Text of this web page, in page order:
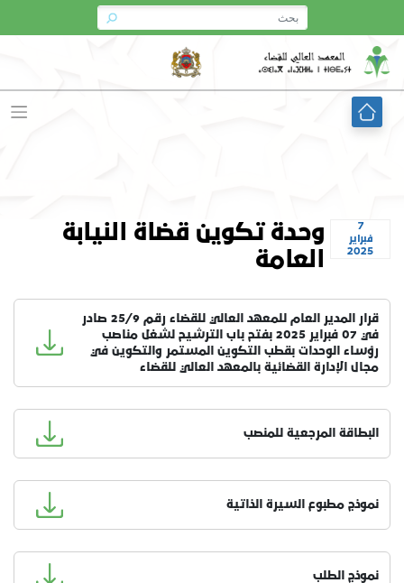
content
7
فبراير
2025
وحدة تكوين قضاة النيابة
العامة
قرار المدير العام للمعهد العالي للقضاء رقم 25/9 صادر
في 07 فبراير 2025 بفتح باب الترشيح لشغل مناصب
رؤساء الوحدات بقطب التكوين المستمر والتكوين في
مجال الإدارة القضائية بالمعهد العالي للقضاء
البطاقة المرجعية للمنصب
نموذج مطبوع السيرة الذاتية
نموذج الطلب